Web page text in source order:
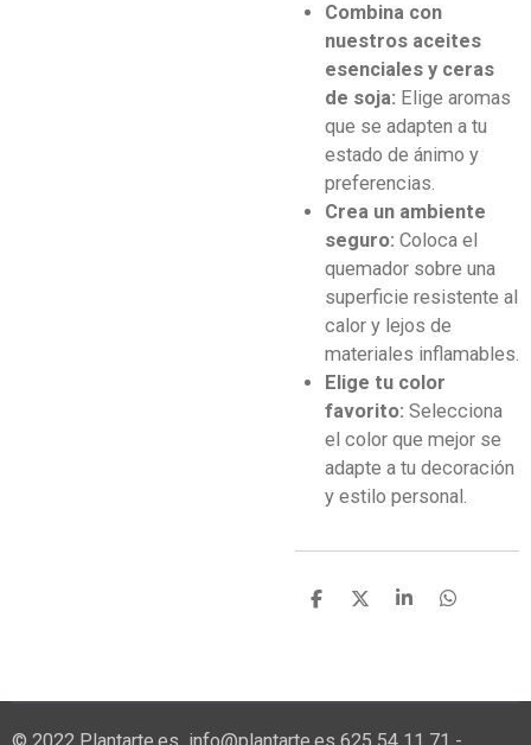
Combina con
nuestros aceites
esenciales y ceras
de soja: Elige aromas
que se adapten a tu
estado de ánimo y
preferencias.
Crea un ambiente
seguro: Coloca el
quemador sobre una
superficie resistente al
calor y lejos de
materiales inflamables.
Elige tu color
favorito: Selecciona
el color que mejor se
adapte a tu decoración
y estilo personal.
C
r
C
r
C
r
C
r